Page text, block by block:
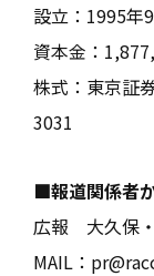
設立：1995年
資本金：
株式：東京証
3031
■報道関係者
広報 大久保
MAIL：